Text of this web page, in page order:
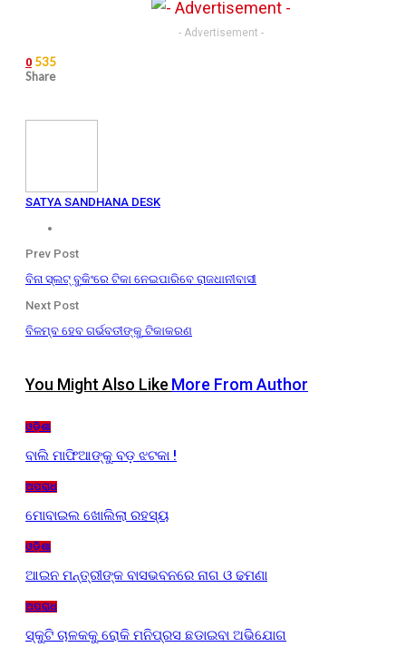
- Advertisement -
0 535
Share
SATYA SANDHANA DESK
Prev Post
ବିନା ସ୍ଲଟ୍ ବୁକିଂରେ ଟିକା ନେଇପାରିବେ ରାଜଧାନୀବାସୀ
Next Post
ବିଳମ୍ବ ହେବ ଗର୍ଭବତୀଙ୍କୁ ଟିକାକରଣ
You Might Also Like More From Author
ଓଡ଼ିଶା
ବାଲି ମାଫିଆଙ୍କୁ ବଡ଼ ଝଟକା !
ଅପରାଧ
ମୋବାଇଲ ଖୋଲିଲା ରହସ୍ୟ
ଓଡ଼ିଶା
ଆଇନ ମନ୍ତ୍ରୀଙ୍କ ବାସଭବନରେ ନାଗ ଓ ଢମଣା
ଅପରାଧ
ସ୍କୁଟି ଚାଳକକୁ ରୋକି ମନିପ୍ରସ ଛଡାଇବା ଅଭିଯୋଗ